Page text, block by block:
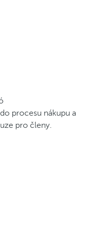
procesu nákupu a
pro členy.